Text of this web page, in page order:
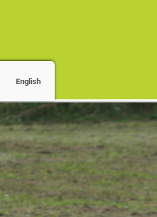
English